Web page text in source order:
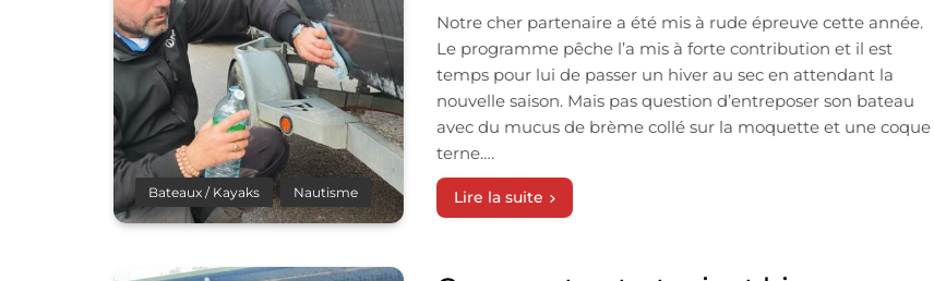
Bateaux / Kayaks Nautisme
Notre cher partenaire a été mis à rude épreuve cette année.
Le programme pêche l’a mis à forte contribution et il est
temps pour lui de passer un hiver au sec en attendant la
nouvelle saison. Mais pas question d’entreposer son bateau
avec du mucus de brème collé sur la moquette et une coque
terne….
Lire la suite